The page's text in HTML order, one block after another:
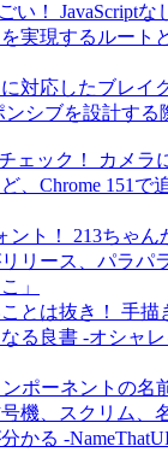
い！ JavaScript
実現するルート
対応したブレイ
シブを設計する
ェック！ カメラ
ど、Chrome 151
ント！ 213ちゃん
リース、パラパ
」
とは抜き！ 手描
る良書 -オシャ
ポーネントの名
機、スクリム、
かる -